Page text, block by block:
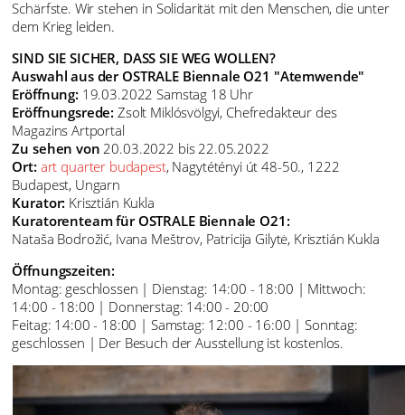
Schärfste. Wir stehen in Solidarität mit den Menschen, die unter
dem Krieg leiden.
SIND SIE SICHER, DASS SIE WEG WOLLEN?
Auswahl aus der OSTRALE Biennale O21 "Atemwende"
Eröffnung: 19.03.2022 Samstag 18 Uhr
Eröffnungsrede: Zsolt Miklósvölgyi, Chefredakteur des
Magazins Artportal
Zu sehen von 20.03.2022 bis 22.05.2022
Ort: art quarter budapest, Nagytétényi út 48-50., 1222
Budapest, Ungarn
Kurator: Krisztián Kukla
Kuratorenteam für OSTRALE Biennale O21:
Nataša Bodrožić, Ivana Meštrov, Patricija Gilytė, Krisztián Kukla
Öffnungszeiten:
Montag: geschlossen | Dienstag: 14:00 - 18:00 | Mittwoch:
14:00 - 18:00 | Donnerstag: 14:00 - 20:00
Feitag: 14:00 - 18:00 | Samstag: 12:00 - 16:00 | Sonntag:
geschlossen | Der Besuch der Ausstellung ist kostenlos.